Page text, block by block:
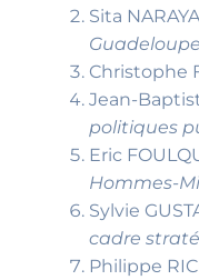
Sita
Christophe
Jean-
politiques
Eric
Hommes-
Sylvie
cadre
Philippe